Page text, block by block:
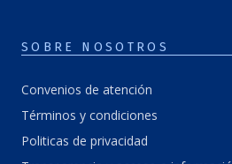
SOBRE NOSOTROS
Convenios de atención
Términos y condiciones
Politicas de privacidad